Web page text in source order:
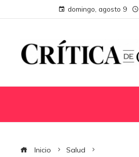
domingo, agosto 9
Inicio
Salud